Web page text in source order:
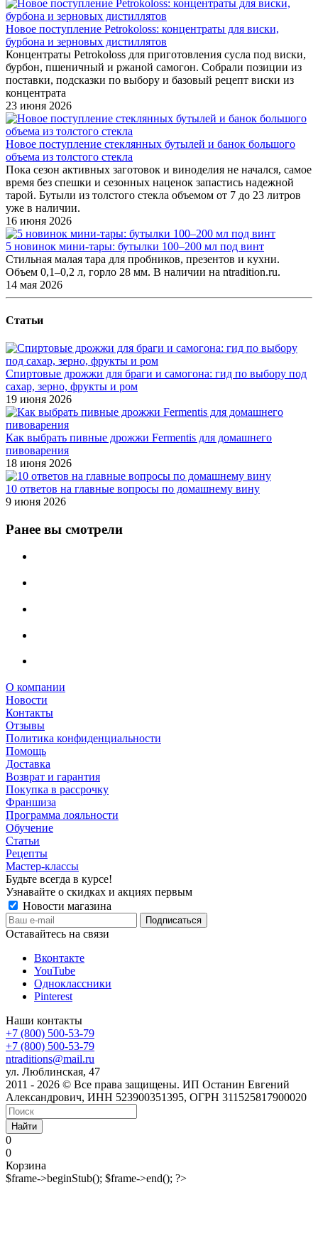
Новое поступление Petrokoloss: концентраты для виски,
бурбона и зерновых дистиллятов
Концентраты Petrokoloss для приготовления сусла под виски,
бурбон, пшеничный и ржаной самогон. Собрали позиции из
поставки, подсказки по выбору и базовый рецепт виски из
концентрата
23 июня 2026
Новое поступление стеклянных бутылей и банок большого
объема из толстого стекла
Пока сезон активных заготовок и виноделия не начался, самое
время без спешки и сезонных наценок запастись надежной
тарой. Бутыли из толстого стекла объемом от 7 до 23 литров
уже в наличии.
16 июня 2026
5 новинок мини-тары: бутылки 100–200 мл под винт
Стильная малая тара для пробников, презентов и кухни.
Объем 0,1–0,2 л, горло 28 мм. В наличии на ntradition.ru.
14 мая 2026
Статьи
Спиртовые дрожжи для браги и самогона: гид по выбору под
сахар, зерно, фрукты и ром
19 июня 2026
Как выбрать пивные дрожжи Fermentis для домашнего
пивоварения
18 июня 2026
10 ответов на главные вопросы по домашнему вину
9 июня 2026
Ранее вы смотрели
О компании
Новости
Контакты
Отзывы
Политика конфиденциальности
Помощь
Доставка
Возврат и гарантия
Покупка в рассрочку
Франшиза
Программа лояльности
Обучение
Статьи
Рецепты
Мастер-классы
Будьте всегда в курсе!
Узнавайте о скидках и акциях первым
Новости магазина
Оставайтесь на связи
Вконтакте
YouTube
Одноклассники
Pinterest
Наши контакты
+7 (800) 500-53-79
+7 (800) 500-53-79
ntraditions@mail.ru
ул. Люблинская, 47
2011 - 2026 © Все права защищены. ИП Останин Евгений
Александрович, ИНН 523900351395, ОГРН 311525817900020
Найти
0
0
Корзина
$frame->beginStub(); $frame->end(); ?>